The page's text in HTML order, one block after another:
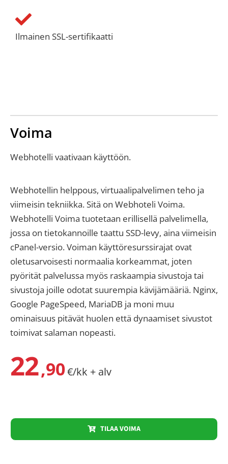
Ilmainen SSL-sertifikaatti
Voima
Webhotelli vaativaan käyttöön.
Webhotellin helppous, virtuaalipalvelimen teho ja
viimeisin tekniikka. Sitä on Webhoteli Voima.
Webhotelli Voima tuotetaan erillisellä palvelimella,
jossa on tietokannoille taattu SSD-levy, aina viimeisin
cPanel-versio. Voiman käyttöresurssirajat ovat
oletusarvoisesti normaalia korkeammat, joten
pyörität palvelussa myös raskaampia sivustoja tai
sivustoja joille odotat suurempia kävijämääriä. Nginx,
Google PageSpeed, MariaDB ja moni muu
ominaisuus pitävät huolen että dynaamiset sivustot
toimivat salaman nopeasti.
22,90€/kk + alv
TILAA VOIMA